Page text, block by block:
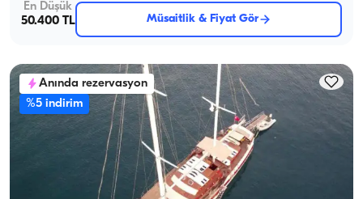
En Düşük
50.400 TL
Müsaitlik & Fiyat Gör
Anında rezervasyon
%5 indirim